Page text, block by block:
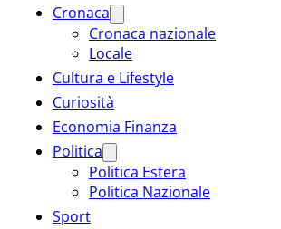
Cronaca
Cronaca nazionale
Locale
Cultura e Lifestyle
Curiosità
Economia Finanza
Politica
Politica Estera
Politica Nazionale
Sport